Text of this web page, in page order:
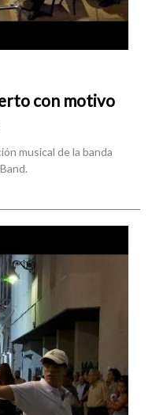
con motivo
musical de la banda